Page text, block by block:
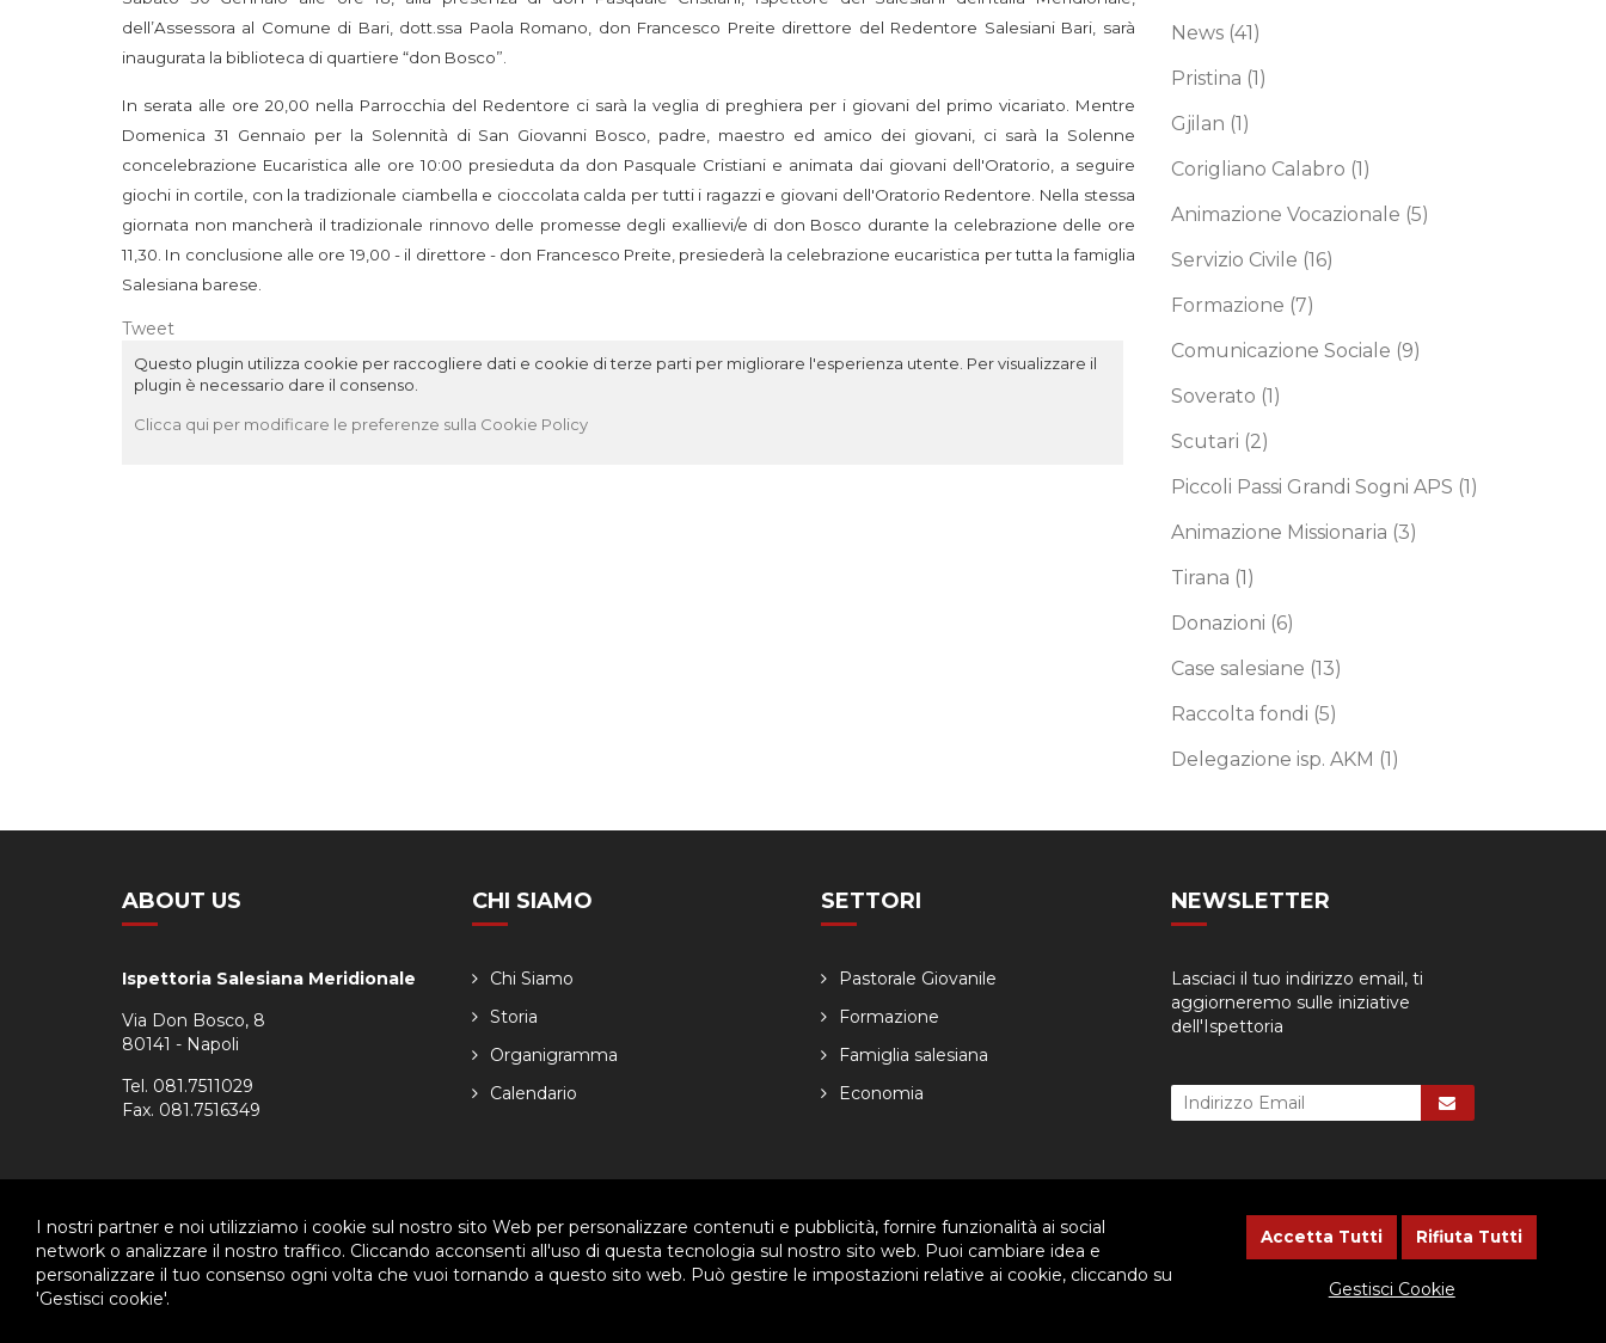
I nostri partner e noi utilizziamo i cookie sul nostro sito Web per personalizzare contenuti e pubblicità, fornire funzionalità ai social
network o analizzare il nostro traffico. Cliccando acconsenti all'uso di questa tecnologia sul nostro sito web. Puoi cambiare idea e
personalizzare il tuo consenso ogni volta che vuoi tornando a questo sito web. Può gestire le impostazioni relative ai cookie, cliccando su
'Gestisci cookie'.
Accetta Tutti Rifiuta Tutti
Gestisci Cookie
dell’Assessora al Comune di Bari, dott.ssa Paola Romano, don Francesco Preite direttore del Redentore Salesiani Bari, sarà
inaugurata la biblioteca di quartiere “don Bosco”.
In serata alle ore 20,00 nella Parrocchia del Redentore ci sarà la veglia di preghiera per i giovani del primo vicariato. Mentre
Domenica 31 Gennaio per la Solennità di San Giovanni Bosco, padre, maestro ed amico dei giovani, ci sarà la Solenne
concelebrazione Eucaristica alle ore 10:00 presieduta da don Pasquale Cristiani e animata dai giovani dell'Oratorio, a seguire
giochi in cortile, con la tradizionale ciambella e cioccolata calda per tutti i ragazzi e giovani dell'Oratorio Redentore. Nella stessa
giornata non mancherà il tradizionale rinnovo delle promesse degli exallievi/e di don Bosco durante la celebrazione delle ore
11,30. In conclusione alle ore 19,00 - il direttore - don Francesco Preite, presiederà la celebrazione eucaristica per tutta la famiglia
Salesiana barese.
Tweet
Questo plugin utilizza cookie per raccogliere dati e cookie di terze parti per migliorare l'esperienza utente. Per visualizzare il
plugin è necessario dare il consenso.
Clicca qui per modificare le preferenze sulla Cookie Policy
News (41)
Pristina (1)
Gjilan (1)
Corigliano Calabro (1)
Animazione Vocazionale (5)
Servizio Civile (16)
Formazione (7)
Comunicazione Sociale (9)
Soverato (1)
Scutari (2)
Piccoli Passi Grandi Sogni APS (1)
Animazione Missionaria (3)
Tirana (1)
Donazioni (6)
Case salesiane (13)
Raccolta fondi (5)
Delegazione isp. AKM (1)
ABOUT US
Ispettoria Salesiana Meridionale
Via Don Bosco, 8
80141 - Napoli
Tel. 081.7511029
Fax. 081.7516349
CHI SIAMO
Chi Siamo
Storia
Organigramma
Calendario
SETTORI
Pastorale Giovanile
Formazione
Famiglia salesiana
Economia
NEWSLETTER
Lasciaci il tuo indirizzo email, ti
aggiorneremo sulle iniziative
dell'Ispettoria
© 2026 - Ispettoria Salesiana Meridionale - All rights reserved. | P.IVA 80057280630 |Privacy & Cookie Policy-Gestisci Cookie
Questo plugin utilizza cookie per raccogliere dati e cookie di terze parti per migliorare l'esperienza utente. Per visualizzare il plugin è necessario dare il consenso.